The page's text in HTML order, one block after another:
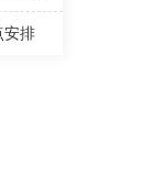
安排